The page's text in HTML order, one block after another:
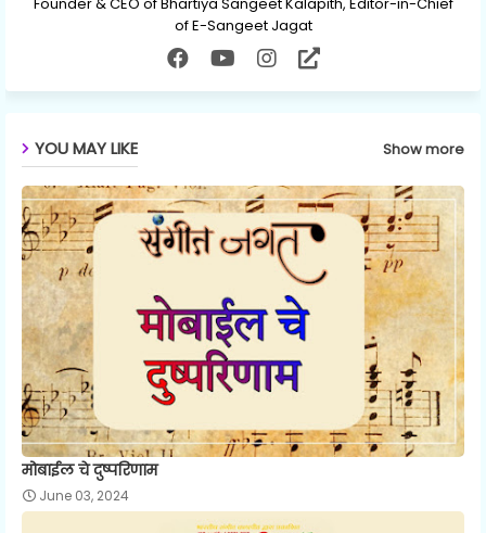
of E-Sangeet Jagat
YOU MAY LIKE Show more
मोबाईल चे दुष्परिणाम
June 03, 2024